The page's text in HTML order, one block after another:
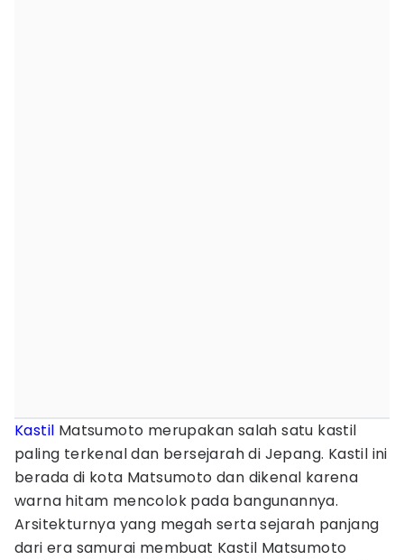
Kastil Matsumoto merupakan salah satu kastil
paling terkenal dan bersejarah di Jepang. Kastil ini
berada di kota Matsumoto dan dikenal karena
warna hitam mencolok pada bangunannya.
Arsitekturnya yang megah serta sejarah panjang
dari era samurai membuat Kastil Matsumoto